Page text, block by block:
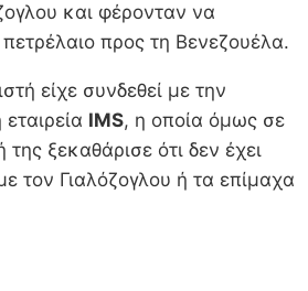
και φέρονταν να
προς τη Βενεζουέλα.
είχε συνδεθεί με την
IMS, η οποία όμως σε
ξεκαθάρισε ότι δεν έχει
τον Γιαλόζογλου ή τα επίμαχα